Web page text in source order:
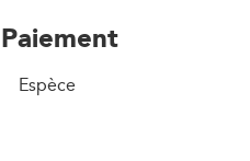
Paiement
Espèce